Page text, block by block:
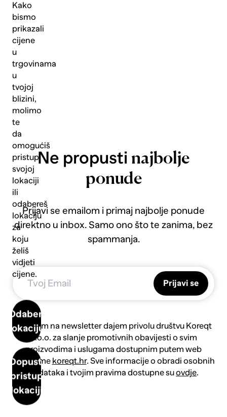
Kako
bismo
prikazali
cijene
u
trgovinama
u
tvojoj
blizini,
molimo
te
da
omogućiš
pristup
svojoj
lokaciji
ili
odabereš
lokaciju
za
koju
želiš
vidjeti
cijene.
Odaberi
lokaciju
Dopusti
pristup
lokaciji
Pošalji
Ne propusti najbolje
ponude
Prijavi se emailom i primaj najbolje ponude
direktno u inbox. Samo ono što te zanima, bez
spammanja.
Prijavi se
Prijavom na newsletter dajem privolu društvu Koreqt
d.o.o. za slanje promotivnih obavijesti o svim
proizvodima i uslugama dostupnim putem web
platforme koreqt.hr. Sve informacije o obradi osobnih
podataka i tvojim pravima dostupne suovdje.